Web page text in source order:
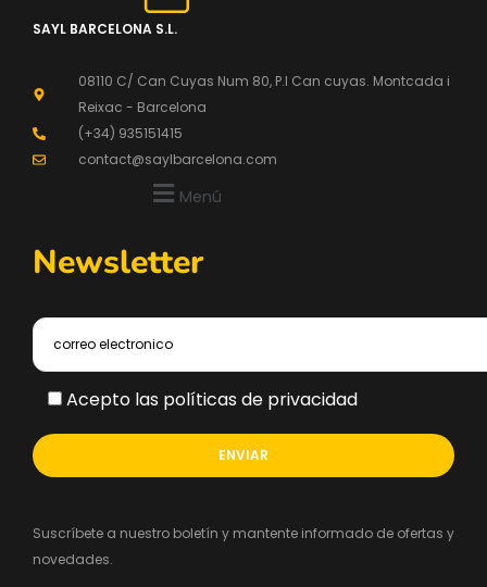
SAYL BARCELONA S.L.
08110 C/ Can Cuyas Num 80, P.l Can cuyas. Montcada i
Reixac - Barcelona
(+34) 935151415
contact@saylbarcelona.com
Menú
Newsletter
Acepto las políticas de privacidad
Suscríbete a nuestro boletín y mantente informado de ofertas y
novedades.